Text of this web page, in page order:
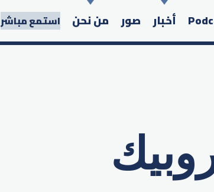
أخبار صور من نحن استمع مباشر
Search in the